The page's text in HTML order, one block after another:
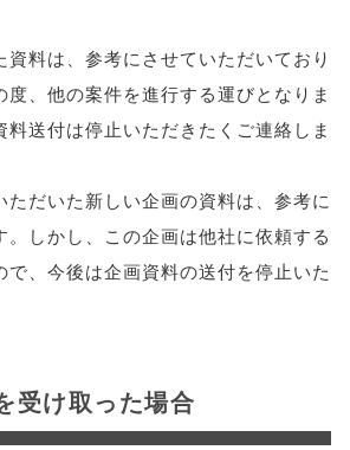
資料は、参考にさせていただいており
度、他の案件を進行する運びとなりま
料送付は停止いただきたくご連絡しま
ただいた新しい企画の資料は、参考に
。しかし、この企画は他社に依頼する
で、今後は企画資料の送付を停止いた
受け取った場合